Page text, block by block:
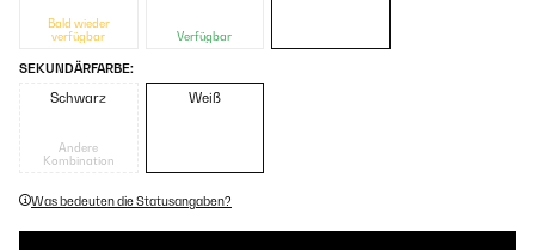
Bald wieder
verfügbar
Verfügbar
SEKUNDÄRFARBE:
Schwarz
Andere
Kombination
Weiß
Was bedeuten die Statusangaben?